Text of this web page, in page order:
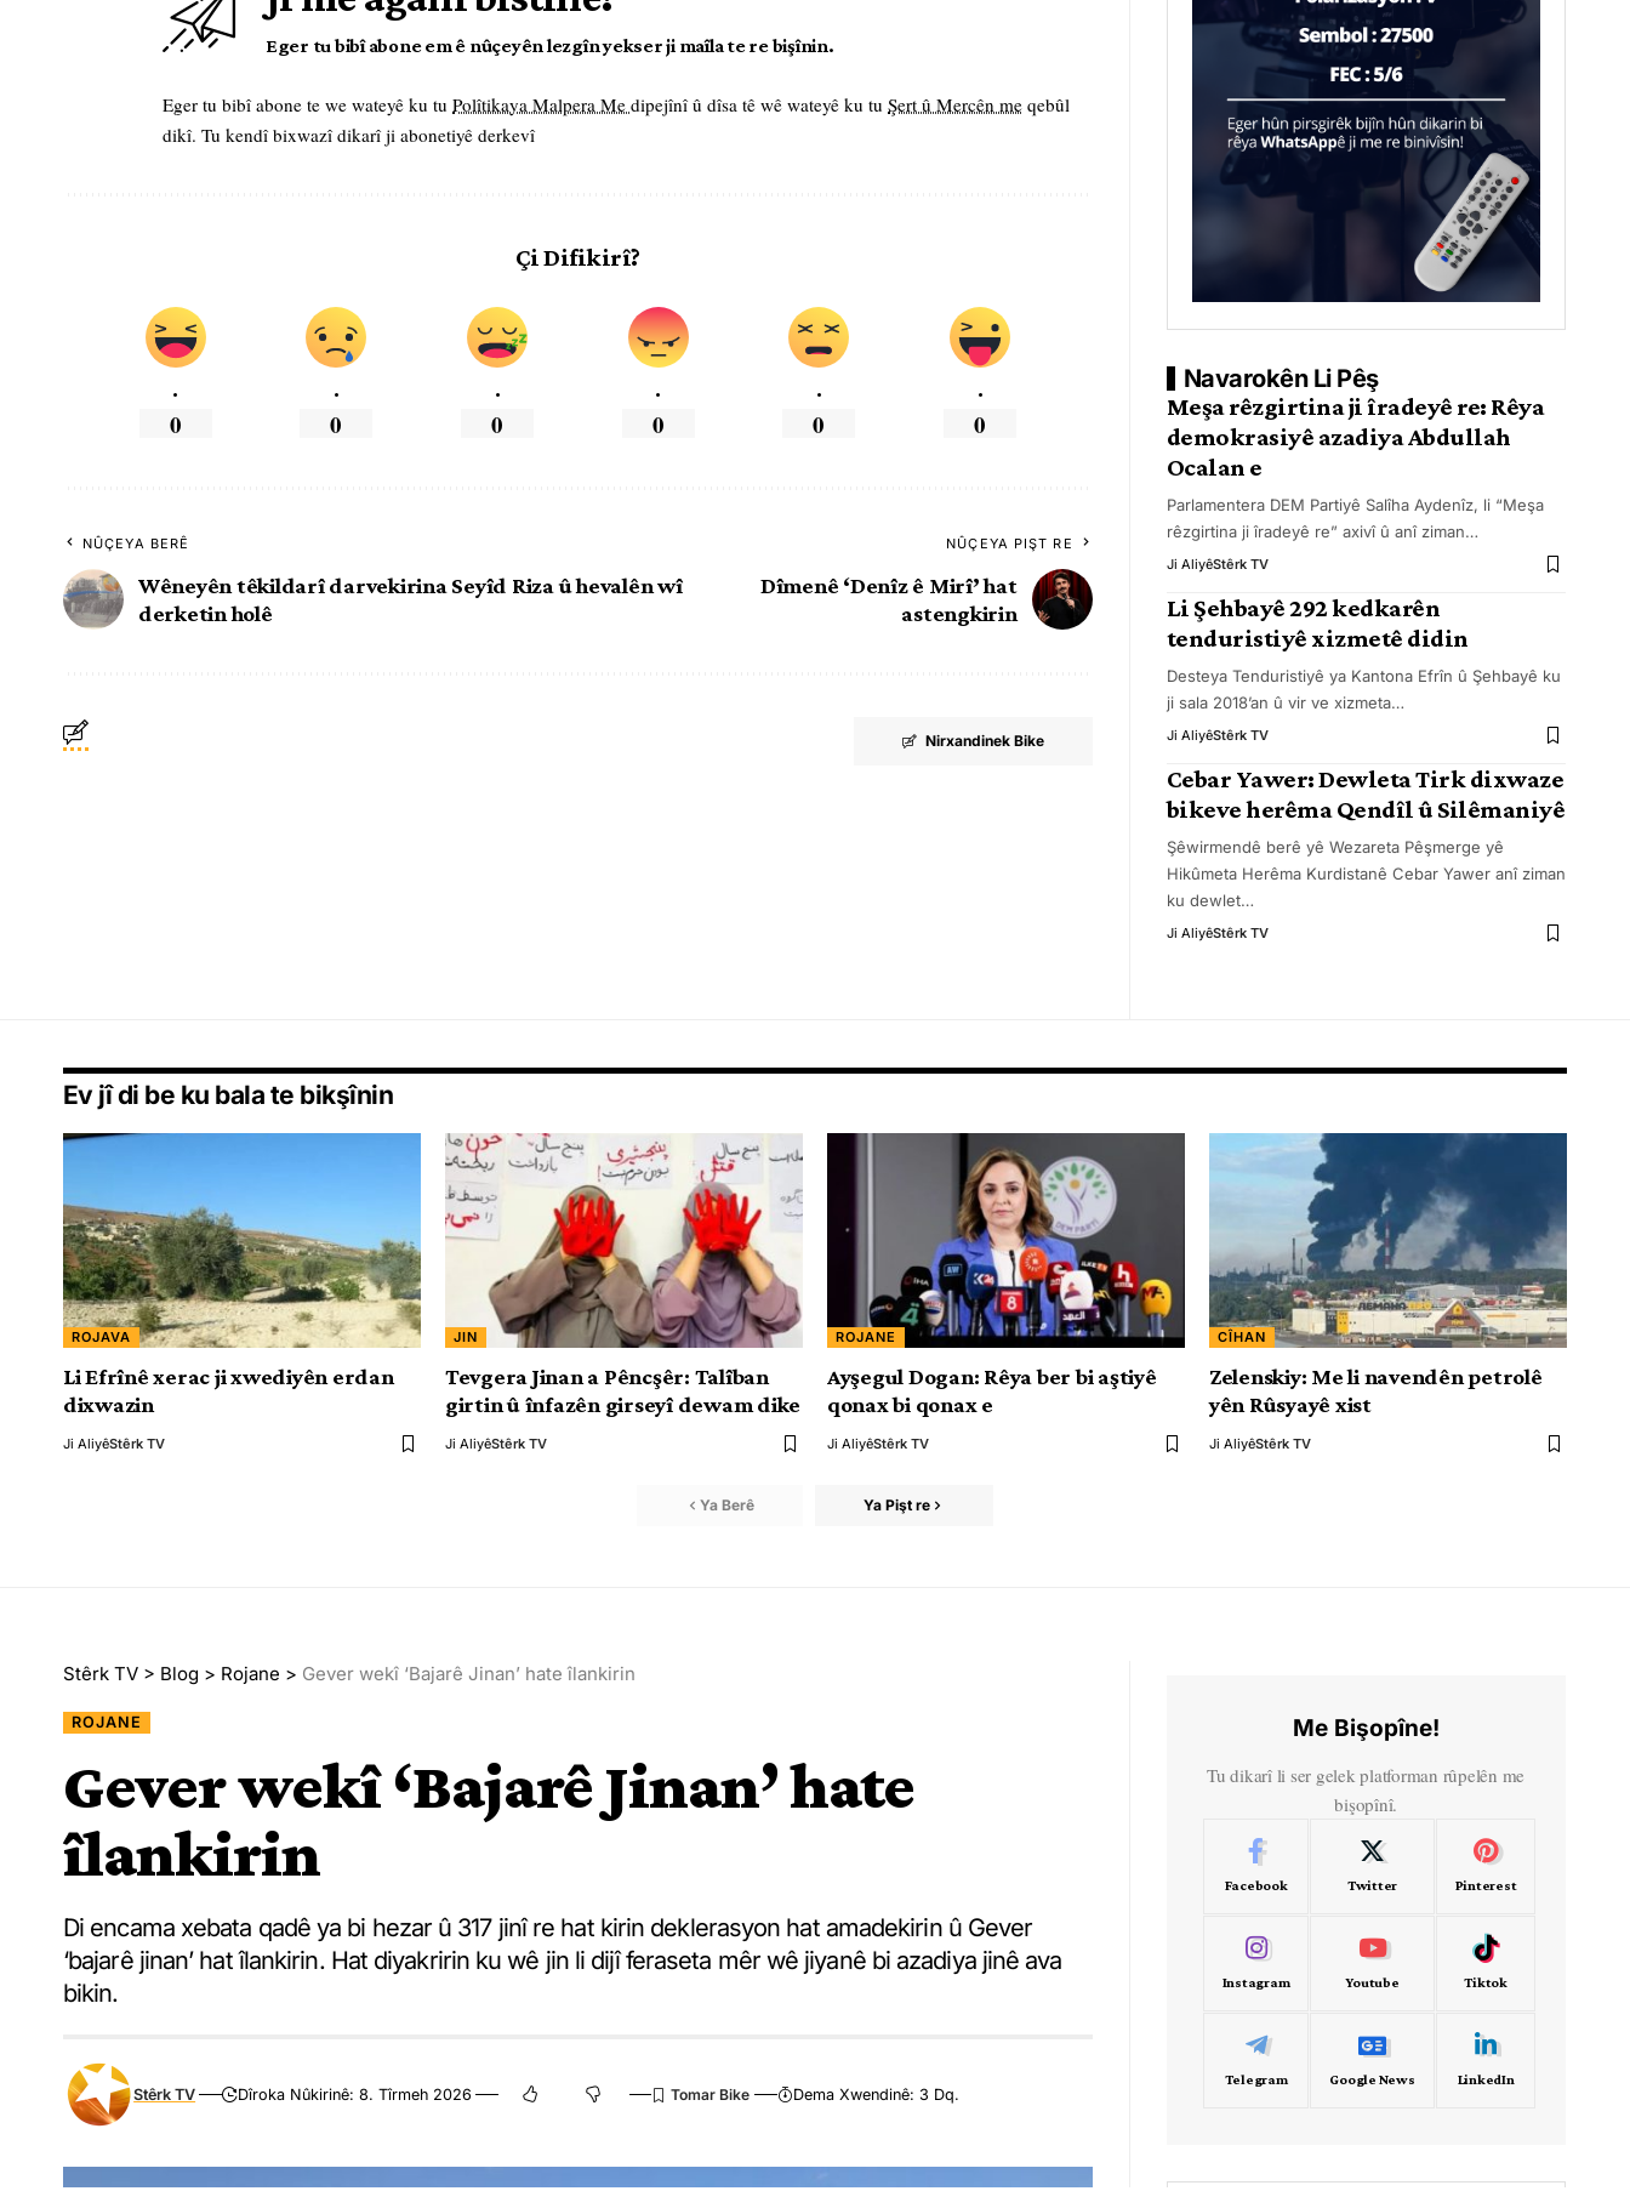
Eger tu bibî abone em ê nûçeyên lezgîn yekser ji maîla te re bişînin.
Eger tu bibî abone te we wateyê ku tu Polîtikaya Malpera Me dipejînî û dîsa tê wê wateyê ku tu Şert û Mercên me qebûl
dikî. Tu kendî bixwazî dikarî ji abonetiyê derkevî
Çi Difikirî?
.
0
.
0
.
0
.
0
.
0
.
0
NÛÇEYA BERÊ
Wêneyên têkildarî darvekirina Seyîd Riza û hevalên wî
derketin holê
NÛÇEYA PIŞT RE
Dîmenê ‘Denîz ê Mirî’ hat
astengkirin
Nirxandinek Bike
Navarokên Li Pêş
Meşa rêzgirtina ji îradeyê re: Rêya
demokrasiyê azadiya Abdullah
Ocalan e
Parlamentera DEM Partiyê Salîha Aydenîz, li “Meşa
rêzgirtina ji îradeyê re” axivî û anî ziman…
Ji AliyêStêrk TV
Li Şehbayê 292 kedkarên
tenduristiyê xizmetê didin
Desteya Tenduristiyê ya Kantona Efrîn û Şehbayê ku
ji sala 2018’an û vir ve xizmeta…
Ji AliyêStêrk TV
Cebar Yawer: Dewleta Tirk dixwaze
bikeve herêma Qendîl û Silêmaniyê
Şêwirmendê berê yê Wezareta Pêşmerge yê
Hikûmeta Herêma Kurdistanê Cebar Yawer anî ziman
ku dewlet…
Ji AliyêStêrk TV
Ev jî di be ku bala te bikşînin
ROJAVA
Li Efrînê xerac ji xwediyên erdan
dixwazin
Ji AliyêStêrk TV
JIN
Tevgera Jinan a Pêncşêr: Talîban
girtin û înfazên girseyî dewam dike
Ji AliyêStêrk TV
ROJANE
Ayşegul Dogan: Rêya ber bi aştiyê
qonax bi qonax e
Ji AliyêStêrk TV
CÎHAN
Zelenskiy: Me li navendên petrolê
yên Rûsyayê xist
Ji AliyêStêrk TV
Ya Berê Ya Pişt re
Stêrk TV > Blog > Rojane > Gever wekî ‘Bajarê Jinan’ hate îlankirin
ROJANE
Gever wekî ‘Bajarê Jinan’ hate
îlankirin
Di encama xebata qadê ya bi hezar û 317 jinî re hat kirin deklerasyon hat amadekirin û Gever
‘bajarê jinan’ hat îlankirin. Hat diyakririn ku wê jin li dijî feraseta mêr wê jiyanê bi azadiya jinê ava
bikin.
Stêrk TV Dîroka Nûkirinê: 8. Tîrmeh 2026 Dema Xwendinê: 3 Dq.
Me Bişopîne!
Tu dikarî li ser gelek platforman rûpelên me
bişopînî.
Facebook Twitter Pinterest
Instagram Youtube Tiktok
Telegram Google News LinkedIn